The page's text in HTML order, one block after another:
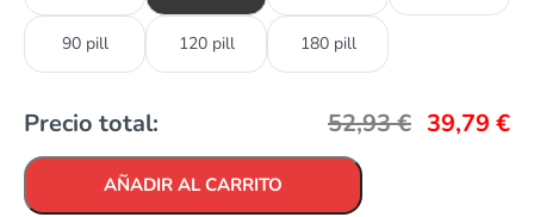
90 pill 120 pill 180 pill
Precio total: 52,93€ 39,79 €
AÑADIR AL CARRITO